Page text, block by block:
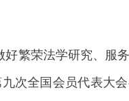
繁荣法学研究、服务
次全国会员代表大